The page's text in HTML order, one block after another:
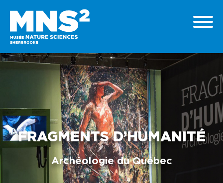
FRAGMENTS D’HUMANITÉ
Archéologie du Québec